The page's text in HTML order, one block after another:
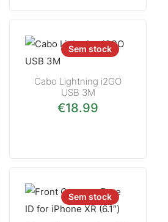
Sem stock
Cabo Lightning i2GO
USB 3M
€18.99
Sem stock